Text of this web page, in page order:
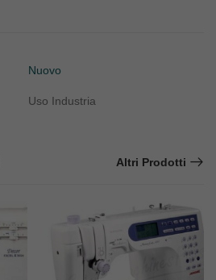
Nuovo
Uso Industria
Altri Prodotti